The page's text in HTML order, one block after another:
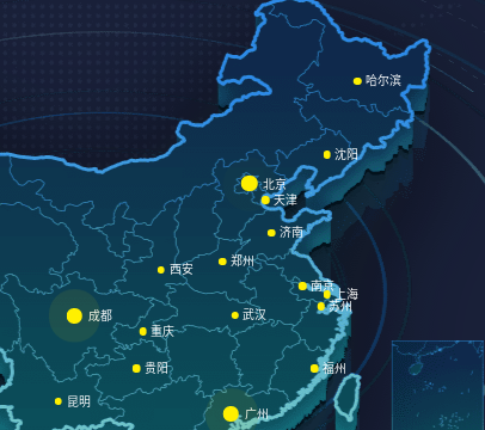
苏州
南京
天津
哈尔滨
北京
沈阳
济南
西安
郑州
上海
武汉
贵阳
重庆
成都
昆明
广州
福州